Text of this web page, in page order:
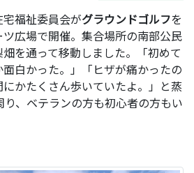
福祉委員会がグラウンドゴルフを
広場で開催。集合場所の南部公民
を通って移動しました。「初めて
白かった。」「ヒザが痛かったの
かたくさん歩いていたよ。」と蒸
り、ベテランの方も初心者の方もい